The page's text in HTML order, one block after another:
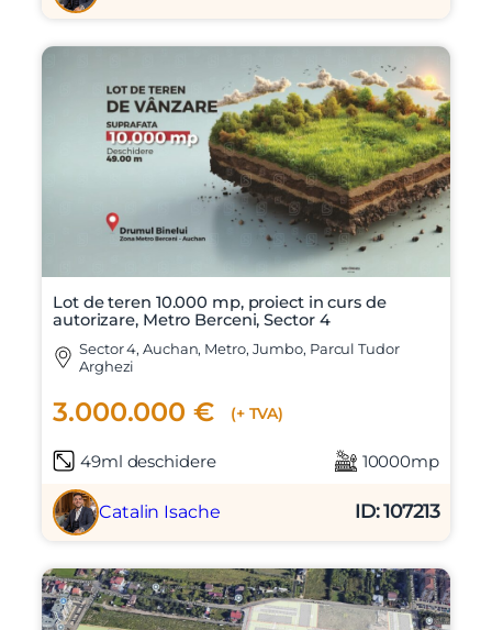
Lot de teren 10.000 mp, proiect in curs de
autorizare, Metro Berceni, Sector 4
Sector 4, Auchan, Metro, Jumbo, Parcul Tudor
Arghezi
3.000.000 € (+ TVA)
49ml deschidere 10000mp
Catalin Isache ID: 107213